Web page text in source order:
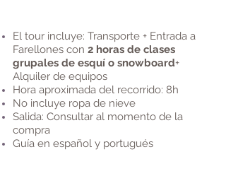
El tour incluye: Transporte + Entrada a
Farellones con 2 horas de clases
grupales de esquí o snowboard+
Alquiler de equipos
Hora aproximada del recorrido: 8h
No incluye ropa de nieve
Salida: Consultar al momento de la
compra
Guía en español y portugués